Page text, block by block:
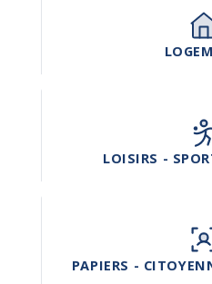
LOISIRS -
PAPIERS -